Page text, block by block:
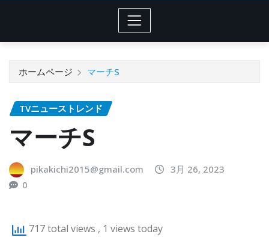
ホームページ マーチS
TVニューストレンド
マーチS
pikakichi2015@gmail.com
3月 26, 2023
0
717 total views , 1 views today